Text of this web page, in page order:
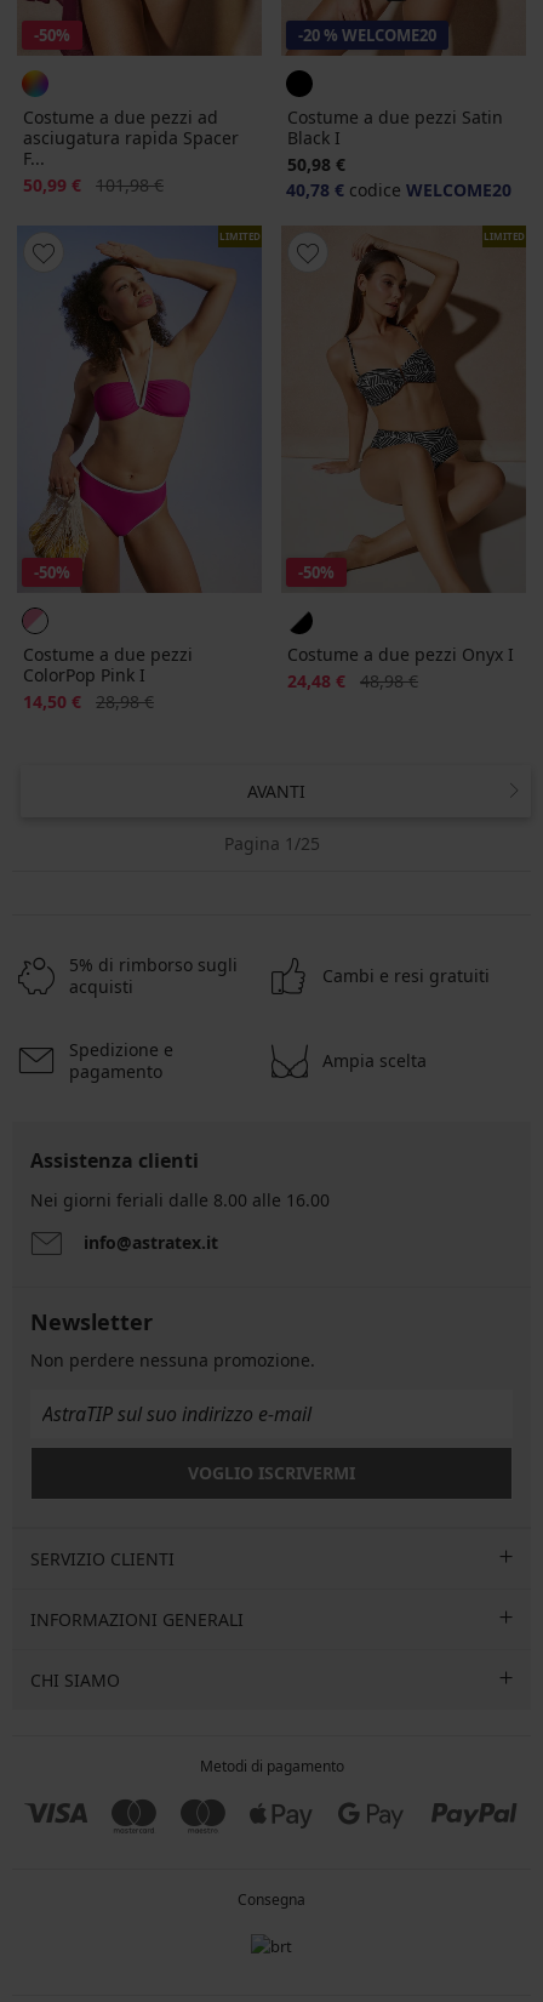
-50%
Costume a due pezzi ad
asciugatura rapida Spacer
F...
Sconto
50,99 € Prezzo originale
101,98 €
-20 % WELCOME20
Costume a due pezzi Satin
Black I
50,98 €
40,78 € codice WELCOME20
LIMITED
-50%
Costume a due pezzi
ColorPop Pink I
Sconto
14,50 € Prezzo originale
28,98 €
LIMITED
-50%
Costume a due pezzi Onyx I
Sconto
24,48 € Prezzo originale
48,98 €
AVANTI
Pagina 1/25
5% di rimborso sugli
acquisti
Cambi e resi gratuiti
Spedizione e
pagamento
Ampia scelta
Assistenza clienti
Nei giorni feriali dalle 8.00 alle 16.00
info@astratex.it
Newsletter
Non perdere nessuna promozione.
VOGLIO ISCRIVERMI
SERVIZIO CLIENTI
INFORMAZIONI GENERALI
CHI SIAMO
Metodi di pagamento
Consegna